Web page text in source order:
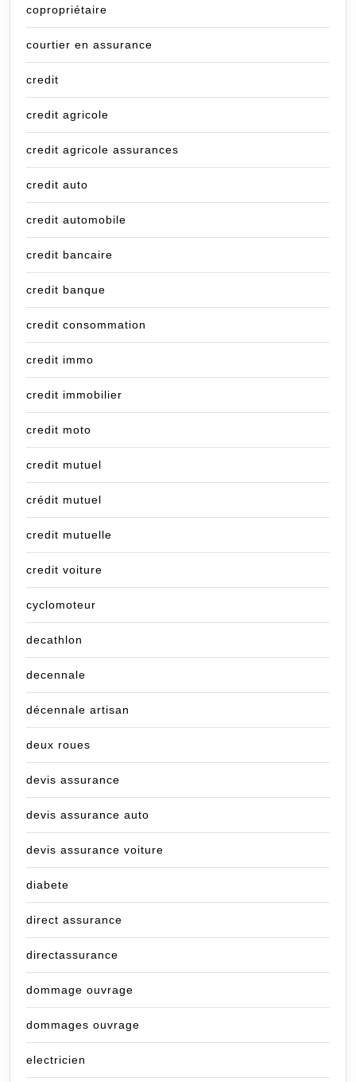
copropriétaire
courtier en assurance
credit
credit agricole
credit agricole assurances
credit auto
credit automobile
credit bancaire
credit banque
credit consommation
credit immo
credit immobilier
credit moto
credit mutuel
crédit mutuel
credit mutuelle
credit voiture
cyclomoteur
decathlon
decennale
décennale artisan
deux roues
devis assurance
devis assurance auto
devis assurance voiture
diabete
direct assurance
directassurance
dommage ouvrage
dommages ouvrage
electricien